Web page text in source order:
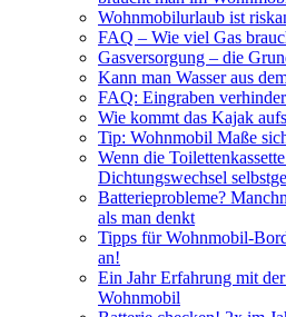
Wohnmobilurlaub ist
FAQ – Wie viel Gas
Gasversorgung – die
Kann man Wasser aus
FAQ: Eingraben
Wie kommt das Kajak
Tip: Wohnmobil Maße
Wenn die
Dichtungswechsel
Batterieprobleme?
als man denkt
Tipps für Wohnmobil-
an!
Ein Jahr Erfahrung mit
Wohnmobil